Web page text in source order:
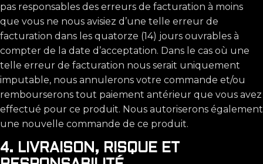
pas responsables des erreurs de facturation à moins
que vous ne nous avisiez d’une telle erreur de
facturation dans les quatorze (14) jours ouvrables à
compter de la date d’acceptation. Dans le cas où une
telle erreur de facturation nous serait uniquement
imputable, nous annulerons votre commande et/ou
rembourserons tout paiement antérieur que vous avez
effectué pour ce produit. Nous autoriserons également
une nouvelle commande de ce produit.
4. LIVRAISON, RISQUE ET